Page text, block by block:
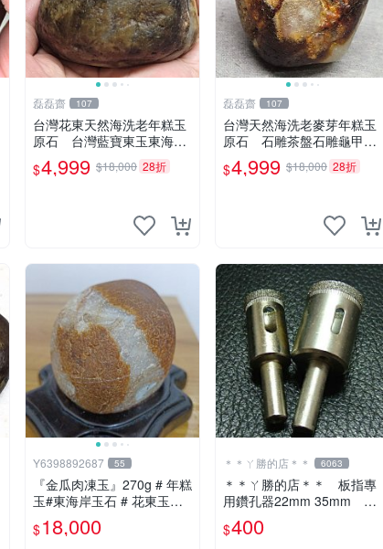
磊磊齋 107
台灣花東天然海洗老年糕玉
原石 台灣藍寶東玉東海岸
心臟石黑年糕玉血絲血絲玉
髓秀姑玉鳳梨芋仔玉石雕茶
$4,999 $18,000 28折
磊磊齋 107
台灣天然海洗老麥芽年糕玉
原石 石雕茶盤石雕龜甲石
頭臺灣藍寶東玉東海岸心臟
石黑年糕玉血絲血絲玉髓秀
$4,999 $18,000 28折
Y6398892687 55
『金瓜肉凍玉』270g # 年糕
玉#東海岸玉石 # 花東玉石#
總統石#台灣藍寶
$18,000
＊＊ㄚ勝的店＊＊ 6063
＊＊ㄚ勝的店＊＊ 板指專
用鑽孔器22mm 35mm 玻
璃玉石等硬物使用～
$400